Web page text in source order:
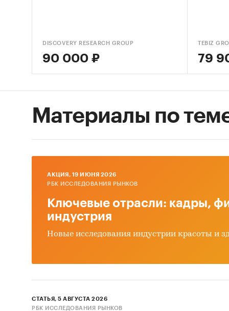
Базы
DISCOVERY RESEARCH GROUP
90 000 ₽
TEBIZ
79
Материалы по
AКЦИЯ, 19 ИЮНЯ 2026
РБК ИССЛЕДОВАНИЯ РЫНКОВ
Ключевые отрасли: кадры,
индустрия
Новые исследования индустрии красоты и
СТАТЬЯ, 5 АВГУСТА 2026
РБК ИССЛЕДОВАНИЯ РЫНКОВ